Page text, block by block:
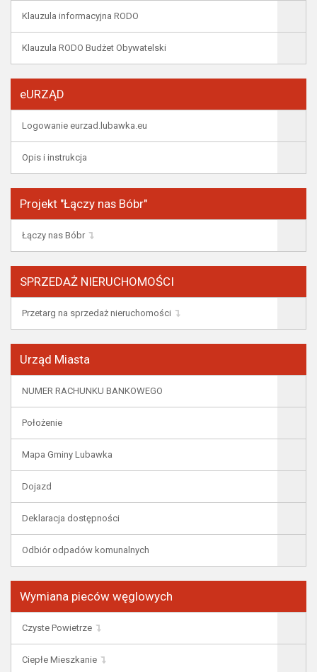
Klauzula informacyjna RODO
Klauzula RODO Budżet Obywatelski
eURZĄD
Logowanie eurzad.lubawka.eu
Opis i instrukcja
Projekt "Łączy nas Bóbr"
Łączy nas Bóbr
SPRZEDAŻ NIERUCHOMOŚCI
Przetarg na sprzedaż nieruchomości
Urząd Miasta
NUMER RACHUNKU BANKOWEGO
Położenie
Mapa Gminy Lubawka
Dojazd
Deklaracja dostępności
Odbiór odpadów komunalnych
Wymiana pieców węglowych
Czyste Powietrze
Ciepłe Mieszkanie